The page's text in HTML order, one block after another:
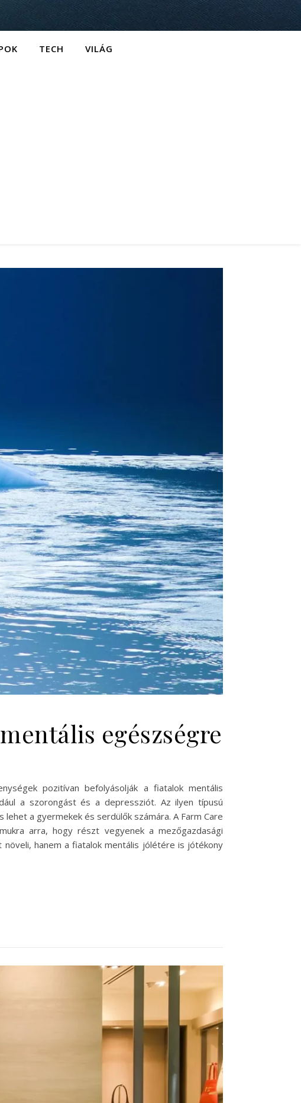
TECH VILÁG
egészségre
pozitívan befolyásolják a fiatalok mentális
a szorongást és a depressziót. Az ilyen típusú
a gyermekek és serdülők számára. A Farm Care
arra, hogy részt vegyenek a mezőgazdasági
növeli, hanem a fiatalok mentális jólétére is jótékony